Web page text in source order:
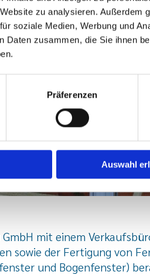
zu analysieren. Außerdem
soziale Medien, Werbung und
Daten zusammen, die Sie ihnen
Präferenzen
Auswahl
mit einem
sowie der Fertigung von
und Bogenfenster)